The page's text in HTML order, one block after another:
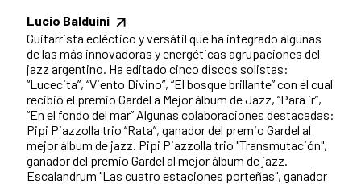
Lucio Balduini
Guitarrista ecléctico y versátil que ha integrado algunas
de las más innovadoras y energéticas agrupaciones del
jazz argentino. Ha editado cinco discos solistas:
“Lucecita”, “Viento Divino”, “El bosque brillante” con el cual
recibió el premio Gardel a Mejor álbum de Jazz, “Para ir”,
“En el fondo del mar” Algunas colaboraciones destacadas:
Pipi Piazzolla trio “Rata”, ganador del premio Gardel al
mejor álbum de jazz. Pipi Piazzolla trio "Transmutación",
ganador del premio Gardel al mejor álbum de jazz.
Escalandrum "Las cuatro estaciones porteñas", ganador